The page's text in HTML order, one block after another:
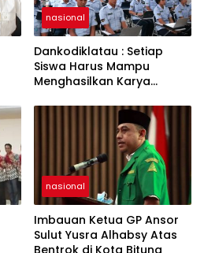
nasional
Dankodiklatau : Setiap
Siswa Harus Mampu
Menghasilkan Karya
Intelektual
nasional
Imbauan Ketua GP Ansor
Sulut Yusra Alhabsy Atas
Bentrok di Kota Bitung